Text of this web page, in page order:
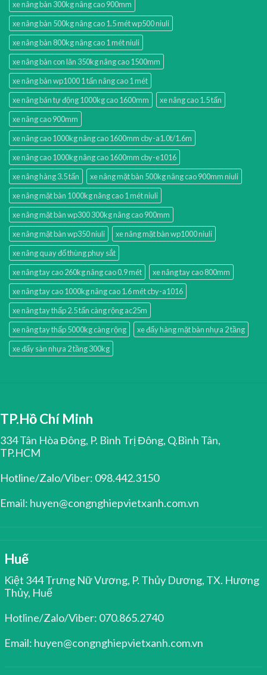
xe nâng bàn 300kg nâng cao 900mm
xe nâng bàn 500kg nâng cao 1.5 mét wp500 niuli
xe nâng bàn 800kg nâng cao 1 mét niuli
xe nâng bàn con lăn 350kg nâng cao 1500mm
xe nâng bàn wp1000 1 tấn nâng cao 1 mét
xe nâng bán tự động 1000kg cao 1600mm
xe nâng cao 1.5 tấn
xe nâng cao 900mm
xe nâng cao 1000kg nâng cao 1600mm cby-a1.0t/1.6m
xe nâng cao 1000kg nâng cao 1600mm cby-e1016
xe nâng hàng 3.5 tấn
xe nâng mặt bàn 500kg nâng cao 900mm niuli
xe nâng mặt bàn 1000kg nâng cao 1 mét niuli
xe nâng mặt bàn wp300 300kg nâng cao 900mm
xe nâng mặt bàn wp350 niuli
xe nâng mặt bàn wp1000 niuli
xe nâng quay đổ thùng phuy sắt
xe nâng tay cao 260kg nâng cao 0.9 mét
xe nâng tay cao 800mm
xe nâng tay cao 1000kg nâng cao 1.6 mét cby-a1016
xe nâng tay thấp 2.5 tấn càng rộng ac25m
xe nâng tay thấp 5000kg càng rộng
xe đẩy hàng mặt bàn nhựa 2 tầng
xe đẩy sàn nhựa 2 tầng 300kg
TP.Hồ Chí Minh
334 Tân Hòa Đông, P. Bình Trị Đông, Q.Bình Tân,
TP.HCM
Hotline/Zalo/Viber: 098.442.3150
Email: huyen@congnghiepvietxanh.com.vn
Huế
Kiệt 344 Trưng Nữ Vương, P. Thủy Dương, TX. Hương
Thủy, Huế
Hotline/Zalo/Viber: 070.865.2740
Email: huyen@congnghiepvietxanh.com.vn